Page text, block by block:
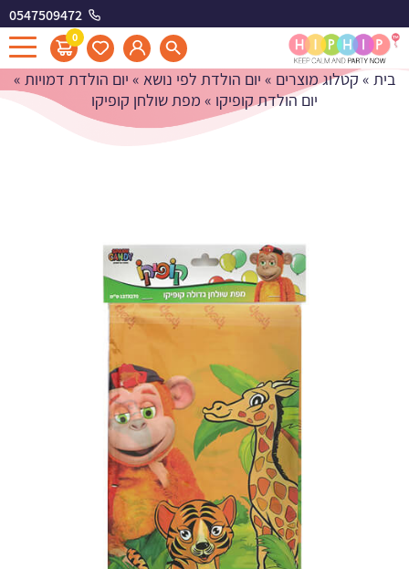
0547509472
0
מפת שולחן קופיקו
בית » קטלוג מוצרים » יום הולדת לפי נושא » יום הולדת דמויות »
יום הולדת קופיקו » מפת שולחן קופיקו